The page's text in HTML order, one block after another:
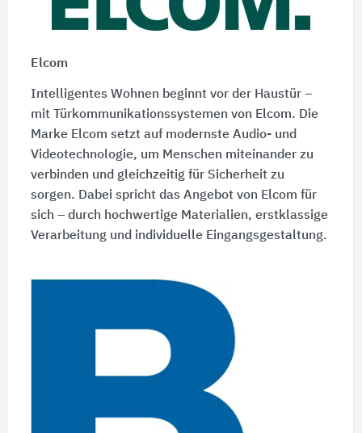
Elcom
Intelligentes Wohnen beginnt vor der Haustür –
mit Türkommunikationssystemen von Elcom. Die
Marke Elcom setzt auf modernste Audio- und
Videotechnologie, um Menschen miteinander zu
verbinden und gleichzeitig für Sicherheit zu
sorgen. Dabei spricht das Angebot von Elcom für
sich – durch hochwertige Materialien, erstklassige
Verarbeitung und individuelle Eingangsgestaltung.